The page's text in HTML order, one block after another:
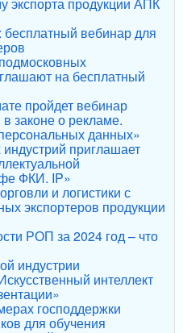
вебинар для
на бесплатный
пройдет вебинар
о рекламе.
данных»
приглашает
ФКИ. IP»
и логистики с
экспортеров продукции
РОП за 2024 год – что
индустрии
интеллект
господдержки
для обучения